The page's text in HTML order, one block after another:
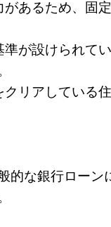
あるため、固定
が設けられてい
リアしている
的な銀行ローン